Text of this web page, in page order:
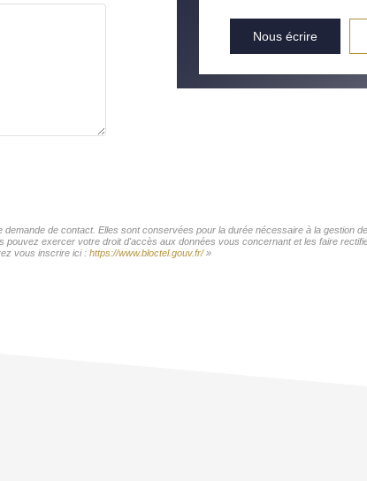
Nous écrire
de contact. Elles sont conservées pour la durée nécessaire à la gestion
exercer votre droit d'accès aux données vous concernant et les faire
vous inscrire ici : https://www.bloctel.gouv.fr/»